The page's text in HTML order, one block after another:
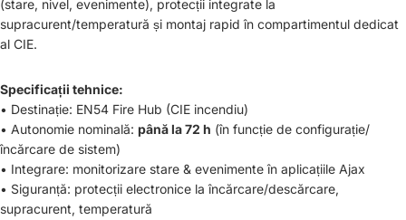
(stare, nivel, evenimente), protecții integrate la
supracurent/temperatură și montaj rapid în compartimentul dedicat
al CIE.
Specificații tehnice:
• Destinație: EN54 Fire Hub (CIE incendiu)
• Autonomie nominală: până la 72 h (în funcție de configurație/
încărcare de sistem)
• Integrare: monitorizare stare & evenimente în aplicațiile Ajax
• Siguranță: protecții electronice la încărcare/descărcare,
supracurent, temperatură